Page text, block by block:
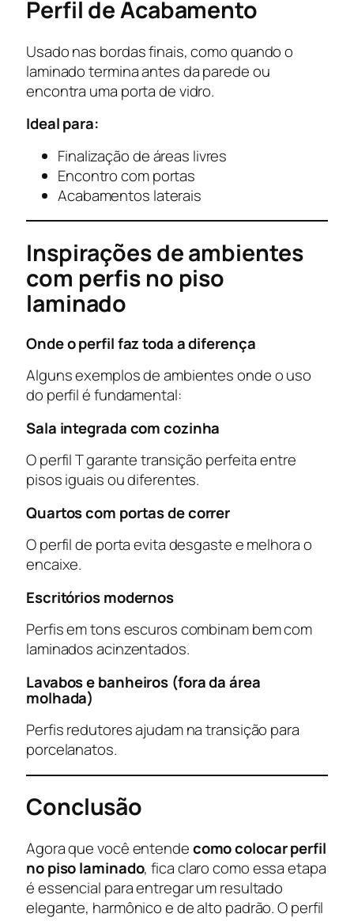
Perfil de Acabamento
Usado nas bordas finais, como quando o
laminado termina antes da parede ou
encontra uma porta de vidro.
Ideal para:
Finalização de áreas livres
Encontro com portas
Acabamentos laterais
Inspirações de ambientes
com perfis no piso
laminado
Onde o perfil faz toda a diferença
Alguns exemplos de ambientes onde o uso
do perfil é fundamental:
Sala integrada com cozinha
O perfil T garante transição perfeita entre
pisos iguais ou diferentes.
Quartos com portas de correr
O perfil de porta evita desgaste e melhora o
encaixe.
Escritórios modernos
Perfis em tons escuros combinam bem com
laminados acinzentados.
Lavabos e banheiros (fora da área
molhada)
Perfis redutores ajudam na transição para
porcelanatos.
Conclusão
Agora que você entendecomo colocar perfil
no piso laminado, fica claro como essa etapa
é essencial para entregar um resultado
elegante, harmônico e de alto padrão. O perfil